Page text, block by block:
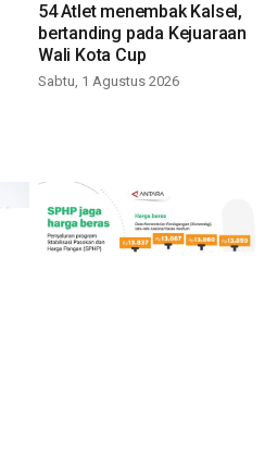
54 Atlet menembak Kalsel,
bertanding pada Kejuaraan
Wali Kota Cup
Sabtu, 1 Agustus 2026